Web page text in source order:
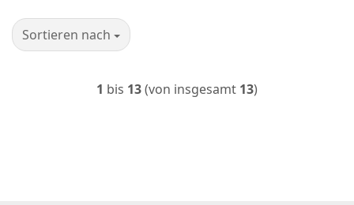
Sortieren nach
Sortieren nach
1 bis 13(von insgesamt 13)